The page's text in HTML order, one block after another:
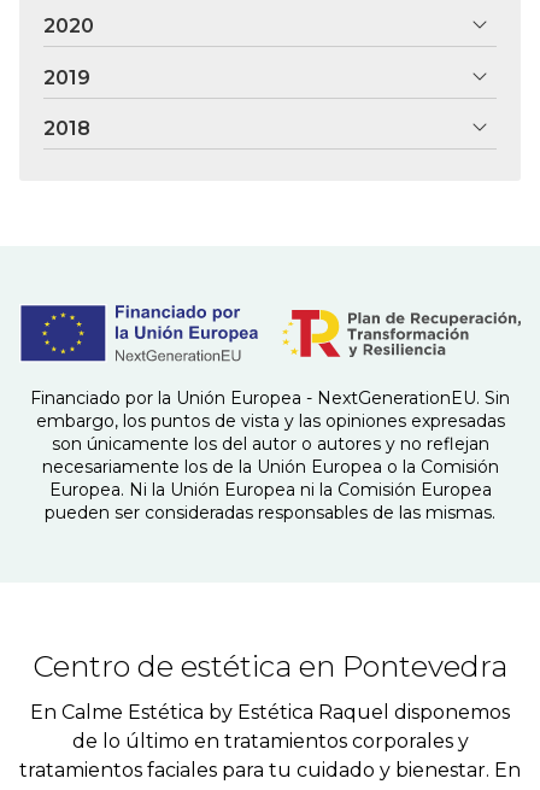
2020
2019
2018
Financiado por la Unión Europea - NextGenerationEU. Sin
embargo, los puntos de vista y las opiniones expresadas
son únicamente los del autor o autores y no reflejan
necesariamente los de la Unión Europea o la Comisión
Europea. Ni la Unión Europea ni la Comisión Europea
pueden ser consideradas responsables de las mismas.
Centro de estética en Pontevedra
En Calme Estética by Estética Raquel disponemos
de lo último en tratamientos corporales y
tratamientos faciales para tu cuidado y bienestar. En